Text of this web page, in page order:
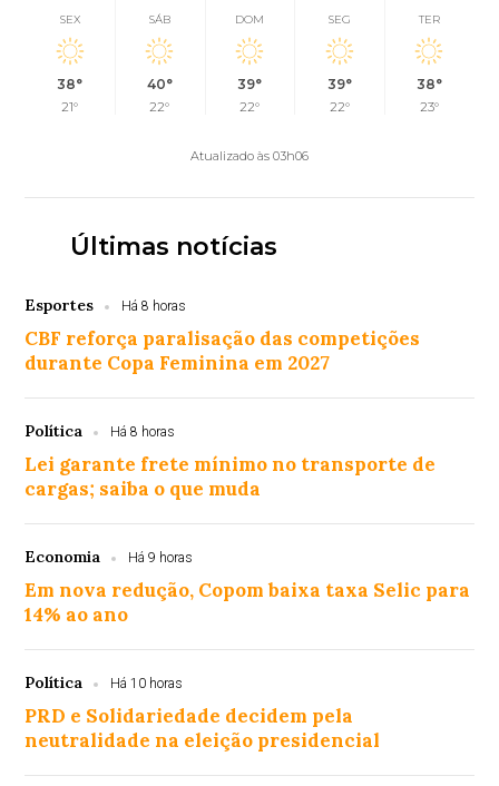
SEX
38°
21°
SÁB
40°
22°
DOM
39°
22°
SEG
39°
22°
TER
38°
23°
Atualizado às 03h06
Últimas notícias
Esportes Há 8 horas
CBF reforça paralisação das competições
durante Copa Feminina em 2027
Política Há 8 horas
Lei garante frete mínimo no transporte de
cargas; saiba o que muda
Economia Há 9 horas
Em nova redução, Copom baixa taxa Selic para
14% ao ano
Política Há 10 horas
PRD e Solidariedade decidem pela
neutralidade na eleição presidencial